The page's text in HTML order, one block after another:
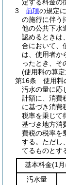
定する料金の
3
前項の規定
の施行に伴う
他の公共下水
認めるときは
合において、
は、使用者か
ったとき、そ
(使用料の算
第16条
使用料
汚水の量に応
計額に、消費
に基づき消費
税率を乗じて
基づき地方消
費税の税率を
する。 ただし
てるものとす
基本料金(1
汚水量